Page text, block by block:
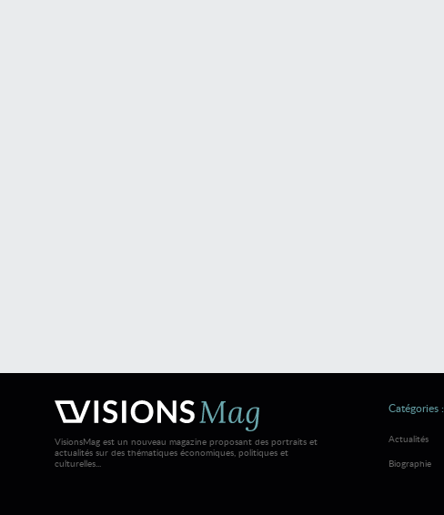
VisionsMag est un nouveau magazine proposant des portraits et
actualités sur des thématiques économiques, politiques et
culturelles...
Catégories :
Actualités
Biographie